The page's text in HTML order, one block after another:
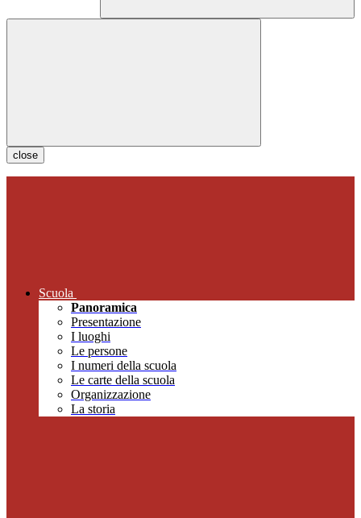
close
Scuola
Panoramica
Presentazione
I luoghi
Le persone
I numeri della scuola
Le carte della scuola
Organizzazione
La storia